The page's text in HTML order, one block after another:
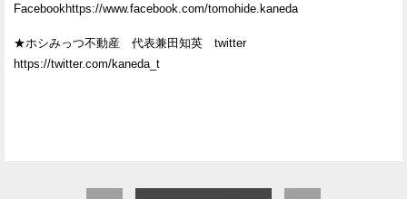
Facebookhttps://www.facebook.com/tomohide.kaneda
★ホシみっつ不動産 代表兼田知英 twitter
https://twitter.com/kaneda_t